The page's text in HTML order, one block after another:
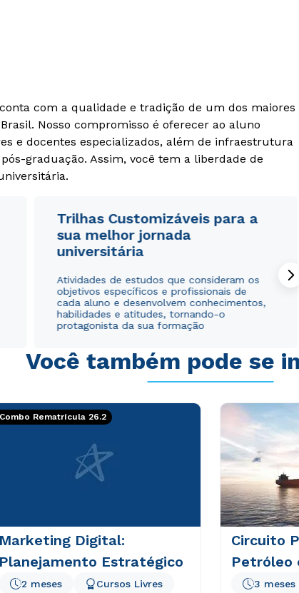
com a qualidade e tradição de um dos maiores
Nosso compromisso é oferecer ao aluno
e docentes especializados, além de infraestrutura
graduação. Assim, você tem a liberdade de
Trilhas Customizáveis para a
sua melhor jornada
universitária
Atividades de estudos que consideram os
objetivos específicos e profissionais de
cada aluno e desenvolvem conhecimentos,
habilidades e atitudes, tornando-o
protagonista da sua formação
Você também pode se
Combo Rematrícula 26.2
Marketing Digital:
Planejamento Estratégico
2 meses Cursos Livres
Circuito
Petróleo
3 meses
Rápido e fácil
WhatsApp
Estou de acordo com aPolítica de Privacidade.
autorizo que meus dados sejam utilizados para
envio de conteúdos da Cruzeiro do Sul.
Rápido e fácil
WhatsApp
Estou de acordo com aPolítica de Privacidade.
autorizo que meus dados sejam utilizados para
envio de conteúdos da Cruzeiro do Sul.